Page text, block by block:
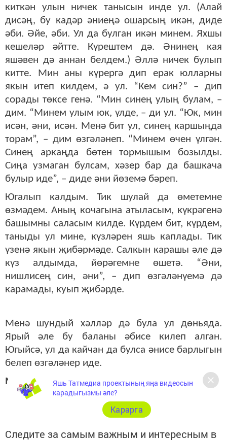
киткән улын ничек танысын инде ул. (Алай
дисәң, бу кадәр әниеңә ошарсың икән, диде
әби. Әйе, әби. Ул да булган икән минем. Яхшы
кешеләр әйтте. Күрештем дә. Әнинең кая
яшәвен дә аннан белдем.) Әллә ничек булып
китте. Мин аны күрергә дип ерак юлларны
якын итеп килдем, ә ул. “Кем син?” – дип
сорады төксе генә. “Мин синең улың булам, –
дим. “Минем улым юк, үлде, – ди ул. “Юк, мин
исән, әни, исән. Менә бит ул, синең каршыңда
торам”, – дим өзгәләнеп. “Минем өчен үлгән.
Синең аркаңда бөтен тормышым бозылды.
Сиңа узмаган булсам, хәзер бар да башкача
булыр иде”, – диде әни йөземә бәреп.
Югалып калдым. Тик шулай да өметемне
өзмәдем. Аның кочагына атыласым, күкрәгенә
башымны саласым килде. Күрдем бит, күрдем,
таныды ул мине, күзләрен яшь каплады. Тик
үзенә якын җибәрмәде. Салкын карашы әле дә
күз алдымда, йөрәгемне өшетә. “Әни,
нишлисең син, әни”, – дип өзгәләнүемә дә
карамады, куып җибәрде.
Менә шундый хәлләр дә була ул дөньяда.
Ярый әле бу баланы әбисе килеп алган.
Югыйсә, ул да кайчан да булса әнисе барлыгын
белеп өзгәләнер иде.
Мансур
Следите за самым важным и интересным в
Яшь Татмедиа проектының яңа видеосын
карадыгызмы әле?
Карарга